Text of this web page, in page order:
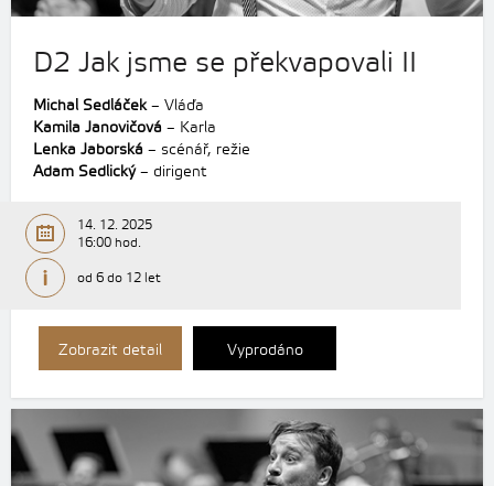
D2 Jak jsme se překvapovali II
Michal Sedláček– Vláďa
Kamila Janovičová – Karla
Lenka Jaborská – scénář, režie
Adam Sedlický– dirigent
14. 12. 2025
16:00 hod.
od 6 do 12 let
Zobrazit detail Vyprodáno